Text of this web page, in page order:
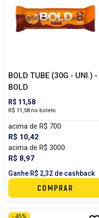
BOLD TUBE (30G - UNI.) -
BOLD
R$ 11,58
R$ 11,58 no boleto
acima de R$ 700
R$ 10,42
acima de R$ 3000
R$ 8,97
Ganhe R$ 2,32 de cashback
COMPRAR
- 45%